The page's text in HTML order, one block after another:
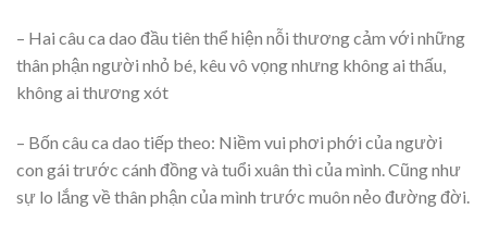
– Hai câu ca dao đầu tiên thể hiện nỗi thương cảm với những
thân phận người nhỏ bé, kêu vô vọng nhưng không ai thấu,
không ai thương xót
– Bốn câu ca dao tiếp theo: Niềm vui phơi phới của người
con gái trước cánh đồng và tuổi xuân thì của mình. Cũng như
sự lo lắng về thân phận của mình trước muôn nẻo đường đời.